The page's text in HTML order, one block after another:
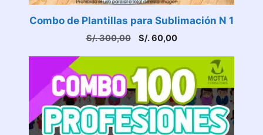
Combo de Plantillas para Sublimación N 1
S/.300,00
El
era:
S/. 300,00.
S/.60,00El
es:
S/. 60,00.